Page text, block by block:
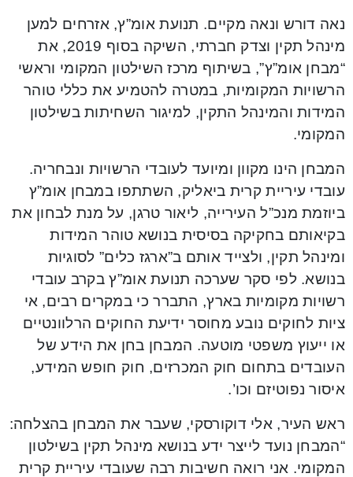
נאה דורש ונאה מקיים. תנועת אומ”ץ, אזרחים למען
מינהל תקין וצדק חברתי, השיקה בסוף 2019, את
“מבחן אומ”ץ”, בשיתוף מרכז השילטון המקומי וראשי
הרשויות המקומיות, במטרה להטמיע את כללי טוהר
המידות והמינהל התקין, למיגור השחיתות בשילטון
המקומי.
המבחן הינו מקוון ומיועד לעובדי הרשויות ונבחריה.
עובדי עיריית קרית ביאליק, השתתפו במבחן אומ”ץ
ביוזמת מנכ”ל העירייה, ליאור טרגן, על מנת לבחון את
בקיאותם בחקיקה בסיסית בנושא טוהר המידות
ומינהל תקין, ולצייד אותם ב”ארגז כלים” לסוגיות
בנושא. לפי סקר שערכה תנועת אומ”ץ בקרב עובדי
רשויות מקומיות בארץ, התברר כי במקרים רבים, אי
ציות לחוקים נובע מחוסר ידיעת החוקים הרלוונטיים
או ייעוץ משפטי מוטעה. המבחן בחן את הידע של
העובדים בתחום חוק המכרזים, חוק חופש המידע,
איסור נפוטיזם וכו’.
ראש העיר, אלי דוקורסקי, שעבר את המבחן בהצלחה:
“המבחן נועד לייצר ידע בנושא מינהל תקין בשילטון
המקומי. אני רואה חשיבות רבה שעובדי עיריית קרית